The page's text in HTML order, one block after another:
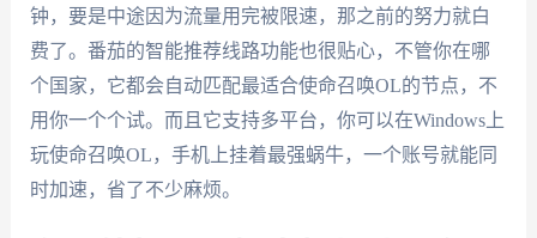
钟，要是中途因为流量用完被限速，那之前的努力就白
费了。番茄的智能推荐线路功能也很贴心，不管你在哪
个国家，它都会自动匹配最适合使命召唤OL的节点，不
用你一个个试。而且它支持多平台，你可以在Windows上
玩使命召唤OL，手机上挂着最强蜗牛，一个账号就能同
时加速，省了不少麻烦。